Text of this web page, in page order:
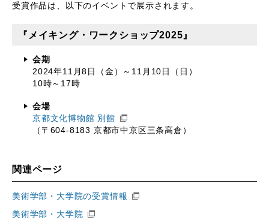
受賞作品は、以下のイベントで展示されます。
『メイキング・ワークショップ2025』
会期
2024年11月8日（金）～11月10日（日）
10時～17時
会場
京都文化博物館 別館
（〒604-8183 京都市中京区三条高倉）
関連ページ
美術学部・大学院の受賞情報
美術学部・大学院